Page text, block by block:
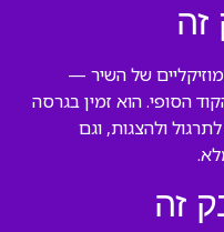
זה
של השיר —
הסופי. הוא זמין בגרסה
ולהצגות, וגם
זה